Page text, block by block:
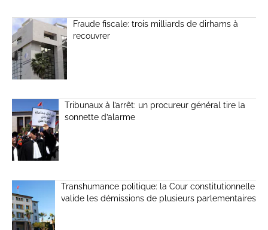
Fraude fiscale: trois milliards de dirhams à
recouvrer
Tribunaux à l’arrêt: un procureur général tire la
sonnette d’alarme
Transhumance politique: la Cour constitutionnelle
valide les démissions de plusieurs parlementaires